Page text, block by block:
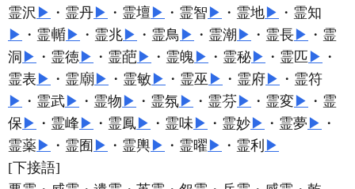
霊沢 ▶ ・霊丹▶ ・霊壇 ▶ ・霊智 ▶ ・霊地▶ ・霊知
▶ ・霊 ▶ ・霊兆▶ ・霊鳥 ▶ ・霊潮 ▶ ・霊長▶ ・霊
洞 ▶ ・霊徳▶ ・霊 ▶ ・霊魄▶ ・霊秘▶ ・霊匹 ▶ ・
霊表 ▶ ・霊 ▶ ・霊敏 ▶ ・霊巫 ▶ ・霊府▶ ・霊符
▶ ・霊武▶ ・霊物 ▶ ・霊氛▶ ・霊 ▶ ・霊変▶ ・霊
保 ▶ ・霊峰 ▶ ・霊鳳 ▶ ・霊味 ▶ ・霊妙▶ ・霊夢 ▶ ・
霊薬▶ ・霊囿 ▶ ・霊輿▶ ・霊曜 ▶ ・霊利 ▶
[下接語]